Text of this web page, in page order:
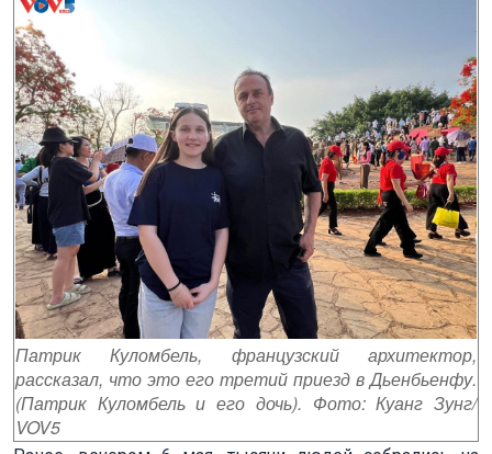
Патрик Куломбель, французский архитектор,
рассказал, что это его третий приезд в Дьенбьенфу.
(Патрик Куломбель и его дочь). Фото: Куанг Зунг/
VOV5